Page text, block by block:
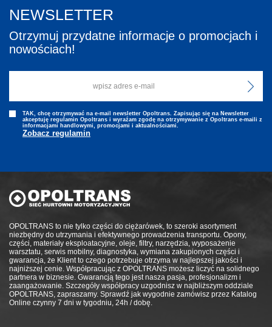
OPOLTRANS to nie tylko części do ciężarówek, to szeroki asortyment
niezbędny do utrzymania i efektywnego prowadzenia transportu. Opony,
części, materiały eksploatacyjne, oleje, filtry, narzędzia, wyposażenie
warsztatu, serwis mobilny, diagnostyka, wymiana zakupionych części i
gwarancja, że Klient to czego potrzebuje otrzyma w najlepszej jakości i
najniższej cenie. Współpracując z OPOLTRANS możesz liczyć na solidnego
partnera w biznesie. Gwarancją tego jest nasza pasja, profesjonalizm i
zaangażowanie. Szczegóły współpracy uzgodnisz w najbliższym oddziale
OPOLTRANS, zapraszamy. Sprawdź jak wygodnie zamówisz przez Katalog
Online czynny 7 dni w tygodniu, 24h / dobę.
NEWSLETTER
Otrzymuj przydatne informacje o promocjach i
nowościach!
TAK, chcę otrzymywać na e-mail newsletter Opoltrans. Zapisując się na Newsletter
akceptuję regulamin Opoltrans i wyraźam zgodę na otrzymywanie z Opoltrans e-maili z
informacjami handlowymi, promocjami i aktualnościami.
Zobacz regulamin